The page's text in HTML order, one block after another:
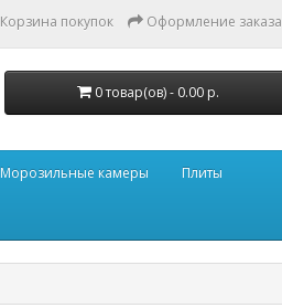
Корзина покупок Оформление заказа
0 товар(ов) - 0.00 р.
Морозильные камеры Плиты